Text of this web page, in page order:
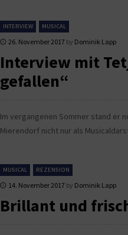
INTERVIEW MUSICAL
26. November 2017 by Dominik Lapp
Interview mit
gefallen“
Im vergangenen Sommer stand er
Mierendorf nicht nur als
MUSICAL REZENSION
14. November 2017 by Dominik Lapp
Brillant und